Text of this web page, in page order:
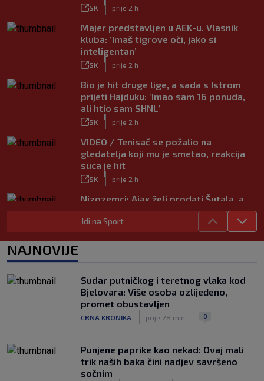
SK prije 2 h
Majer predstavljen u AEK-u. Vlasnik
kluba: ‘Imaš tigrove oči, jako si
inteligentan’
SK prije 2 h
Bio je hit druge lige, a sada s Istrom
prijeti Hajduku: ‘Imao sam 16 ponuda,
ali htio sam SHNL’
SK prije 2 h
VIDEO / Tenisač se požalio na
gledatelja koji mu je smetao, reakcija
suca je hit
SK prije 2 h
Nizozemci: Ajax želi prodati Šutala, a
SK
|
7. kol.
Bennacer raskinuo s Milanom i sada je
SK 7. kol.
VIDEO / Počela nam je ‘Cvajta’! Brekalo
solidan u gostujućoj pobjedi Herthe
kod Bochuma
Idi na Sport
NAJNOVIJE
Sudar putničkog i teretnog vlaka kod
Bjelovara: Više osoba ozlijeđeno,
promet obustavljen
CRNA KRONIKA prije 28 min 0
Punjene paprike kao nekad: Ovaj mali
trik naših baka čini nadjev savršeno
sočnim